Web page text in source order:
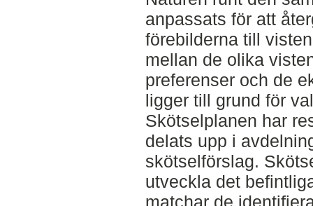
anpassats för att
förebilderna till
mellan de olika
preferenser och de
ligger till grund för
Skötselplanen har
delats upp i
skötselförslag.
utveckla det
matchar de